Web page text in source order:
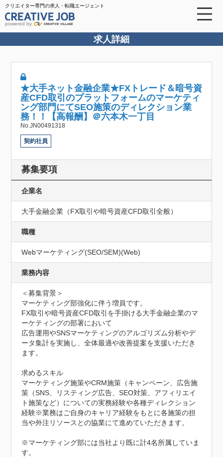
クリエイター専門の求人・転職エージェント
powered by
求人詳細
★大手ネット金融企業★FXトレード＆暗号資
産CFD取引のプラットフォームのマーケティ
ング部門にてSEO施策のディレクション業
務！！【高報酬】＠六本木一丁目
No.JN00491318
契約社員
募集要項
企業名
大手金融企業（FX取引や暗号資産CFD取引全般）
職種
Webマーケティング(SEO/SEM)(Web)
業務内容
＜募集背景＞
マーケティング部強化に伴う増員です。
FX取引や暗号資産CFD取引を手掛ける大手金融企業のマ
ーケティングの部署において
広告運用やSNSマーケティングのアルゴリズム分析やデ
ータ集計を実施し、全体最適や改善提案を支援いただき
ます。
求めるスキル
マーケティング施策やCRM施策（キャンペーン、広告施
策（SNS、リスティング広告、SEO対策、アフィリエイ
ト施策など）についての実務経験や各種ディレクション
経験※業務はご自身のキャリア経験をもとに各施策の担
当や外注リソースとの協業にて進めていただきます。
※マーケティング部には当社より既に計4名所属していま
す。